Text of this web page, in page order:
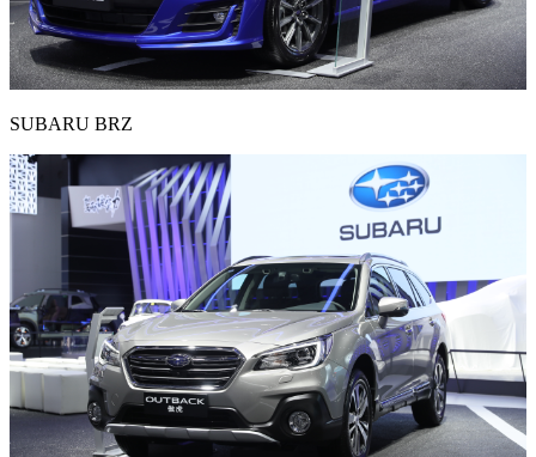
SUBARU BRZ